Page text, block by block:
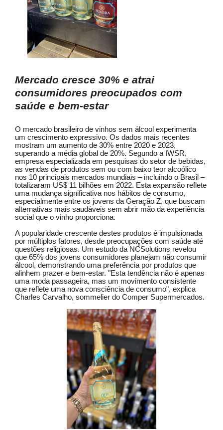
Mercado cresce 30% e atrai
consumidores preocupados com
saúde e bem-estar
O mercado brasileiro de vinhos sem álcool experimenta
um crescimento expressivo. Os dados mais recentes
mostram um aumento de 30% entre 2020 e 2023,
superando a média global de 20%. Segundo a IWSR,
empresa especializada em pesquisas do setor de bebidas,
as vendas de produtos sem ou com baixo teor alcoólico
nos 10 principais mercados mundiais – incluindo o Brasil –
totalizaram US$ 11 bilhões em 2022. Esta expansão reflete
uma mudança significativa nos hábitos de consumo,
especialmente entre os jovens da Geração Z, que buscam
alternativas mais saudáveis sem abrir mão da experiência
social que o vinho proporciona.
A popularidade crescente destes produtos é impulsionada
por múltiplos fatores, desde preocupações com saúde até
questões religiosas. Um estudo da NCSolutions revelou
que 65% dos jovens consumidores planejam não consumir
álcool, demonstrando uma preferência por produtos que
alinhem prazer e bem-estar. "Esta tendência não é apenas
uma moda passageira, mas um movimento consistente
que reflete uma nova consciência de consumo", explica
Charles Carvalho, sommelier do Comper Supermercados.